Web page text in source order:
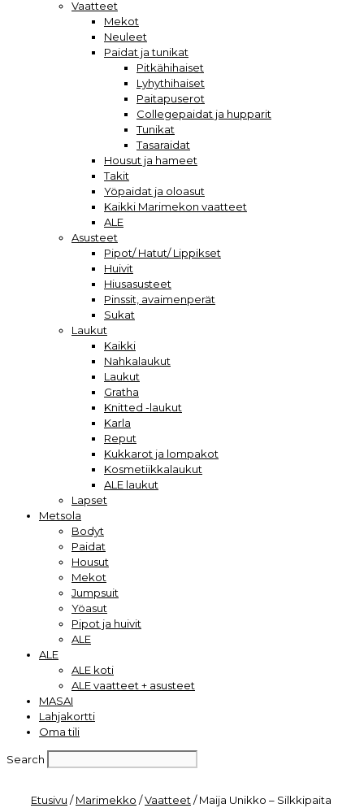
Vaatteet
Mekot
Neuleet
Paidat ja tunikat
Pitkähihaiset
Lyhythihaiset
Paitapuserot
Collegepaidat ja hupparit
Tunikat
Tasaraidat
Housut ja hameet
Takit
Yöpaidat ja oloasut
Kaikki Marimekon vaatteet
ALE
Asusteet
Pipot/ Hatut/ Lippikset
Huivit
Hiusasusteet
Pinssit, avaimenperät
Sukat
Laukut
Kaikki
Nahkalaukut
Laukut
Gratha
Knitted -laukut
Karla
Reput
Kukkarot ja lompakot
Kosmetiikkalaukut
ALE laukut
Lapset
Metsola
Bodyt
Paidat
Housut
Mekot
Jumpsuit
Yöasut
Pipot ja huivit
ALE
ALE
ALE koti
ALE vaatteet + asusteet
MASAI
Lahjakortti
Oma tili
Search
Etusivu /Marimekko /Vaatteet / Maija Unikko – Silkkipaita